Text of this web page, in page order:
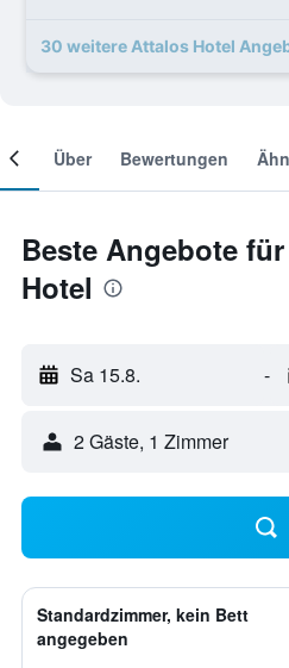
30 weitere Attalos Hotel
Über Bewertungen
Beste Angebote
Hotel
Sa 15.8. -
2 Gäste, 1 Zimmer
Standardzimmer, kein Bett
angegeben